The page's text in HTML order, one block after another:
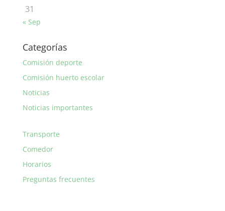
31
« Sep
Categorías
Comisión deporte
Comisión huerto escolar
Noticias
Noticias importantes
Transporte
Comedor
Horarios
Preguntas frecuentes